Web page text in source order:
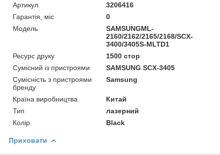
Артикул
3206416
Гарантія, міс
0
Мoдель
SAMSUNGML-
2160/2162/2165/2168/SCX-
3400/3405S-MLTD1
Ресурс друку
1500 стор
Сумісний із пристроями
SAMSUNG SCX-3405
Сумісність з пристроями
бренду
Samsung
Країна виробництва
Китай
Тип
лазерний
Колір
Black
Приховати